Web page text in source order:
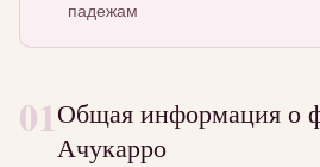
падежам
01Общая информация о
Ачукарро